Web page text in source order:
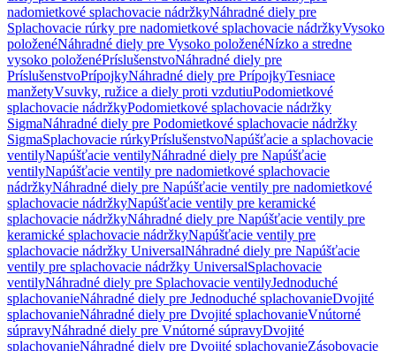
nadomietkové splachovacie nádržkyNáhradné diely pre
Splachovacie rúrky pre nadomietkové splachovacie nádržkyVysoko
položenéNáhradné diely pre Vysoko položenéNízko a stredne
vysoko položenéPríslušenstvoNáhradné diely pre
PríslušenstvoPrípojkyNáhradné diely pre PrípojkyTesniace
manžetyVsuvky, ružice a diely proti vzdutiuPodomietkové
splachovacie nádržkyPodomietkové splachovacie nádržky
SigmaNáhradné diely pre Podomietkové splachovacie nádržky
SigmaSplachovacie rúrkyPríslušenstvoNapúšťacie a splachovacie
ventilyNapúšťacie ventilyNáhradné diely pre Napúšťacie
ventilyNapúšťacie ventily pre nadomietkové splachovacie
nádržkyNáhradné diely pre Napúšťacie ventily pre nadomietkové
splachovacie nádržkyNapúšťacie ventily pre keramické
splachovacie nádržkyNáhradné diely pre Napúšťacie ventily pre
keramické splachovacie nádržkyNapúšťacie ventily pre
splachovacie nádržky UniversalNáhradné diely pre Napúšťacie
ventily pre splachovacie nádržky UniversalSplachovacie
ventilyNáhradné diely pre Splachovacie ventilyJednoduché
splachovanieNáhradné diely pre Jednoduché splachovanieDvojité
splachovanieNáhradné diely pre Dvojité splachovanieVnútorné
súpravyNáhradné diely pre Vnútorné súpravyDvojité
splachovanieNáhradné diely pre Dvojité splachovanieZásobovacie